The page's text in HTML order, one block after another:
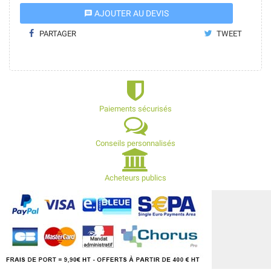
message AJOUTER AU DEVIS
PARTAGER TWEET
Paiements sécurisés
Conseils personnalisés
Acheteurs publics